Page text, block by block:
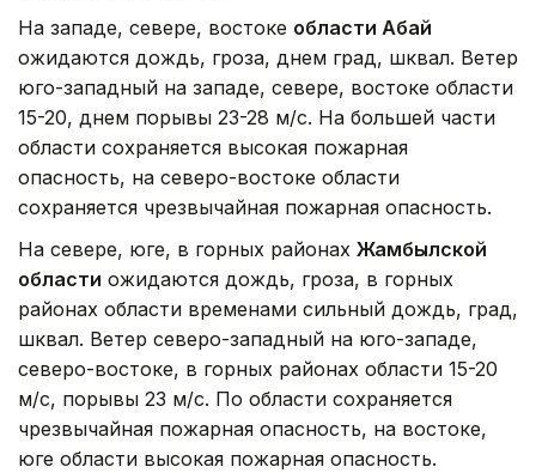
На западе, севере, востоке области Абай
ожидаются дождь, гроза, днем град, шквал. Ветер
юго-западный на западе, севере, востоке области
15-20, днем порывы 23-28 м/с. На большей части
области сохраняется высокая пожарная
опасность, на северо-востоке области
сохраняется чрезвычайная пожарная опасность.
На севере, юге, в горных районах Жамбылской
области ожидаются дождь, гроза, в горных
районах области временами сильный дождь, град,
шквал. Ветер северо-западный на юго-западе,
северо-востоке, в горных районах области 15-20
м/с, порывы 23 м/с. По области сохраняется
чрезвычайная пожарная опасность, на востоке,
юге области высокая пожарная опасность.